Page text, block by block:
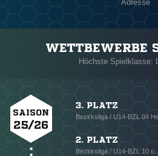
Adresse
WETTBEWERBE
Höchste Spielklasse:
SAISON
25/26
3. PLATZ
Bezirksliga / U14-BZL 04
2. PLATZ
Bezirksliga / U14-BZL 10 o.